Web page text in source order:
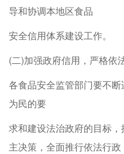
导和协调本地区食品
安全信用体系建设工作。
(二)加强政府信用，严格依
各食品安全监管部门要不
为民的要
求和建设法治政府的目标
主决策，全面推行依法行